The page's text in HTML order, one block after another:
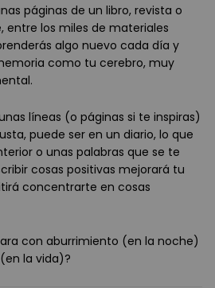
páginas de un libro, revista o
entre los miles de materiales
algo nuevo cada día y
como tu cerebro, muy
líneas (o páginas si te inspiras)
puede ser en un diario, lo que
o unas palabras que se te
cosas positivas mejorará tu
concentrarte en cosas
con aburrimiento (en la noche)
la vida)?